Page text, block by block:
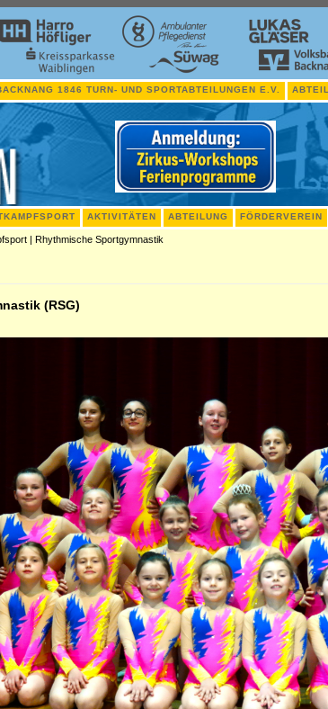
1846 TURN- UND SPORTABTEILUNGEN E.V.
AKTIVITÄTEN ABTEILUNG FÖRDERVEREIN
| Rhythmische Sportgymnastik
(RSG)